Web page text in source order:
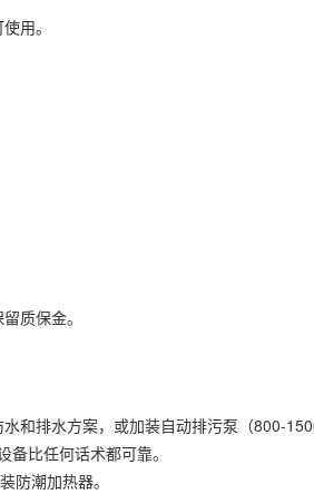
用。
质保金。
和排水方案，或加装自动排污泵（800-
比任何话术都可靠。
防潮加热器。